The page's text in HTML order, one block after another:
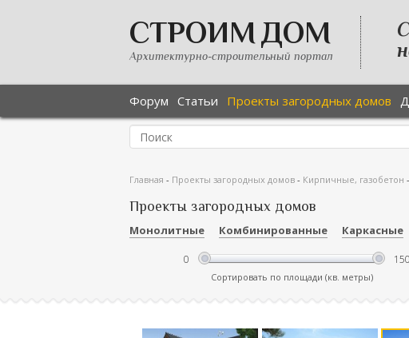
СТРОИМ ДОМ
Архитектурно-строительный портал
Форум Статьи Проекты загородных домов
Главная - Проекты загородных домов - Кирпичные, газобетон -
Проекты загородных домов
Монолитные Комбинированные Каркасные
Сортировать по площади (кв. метры)